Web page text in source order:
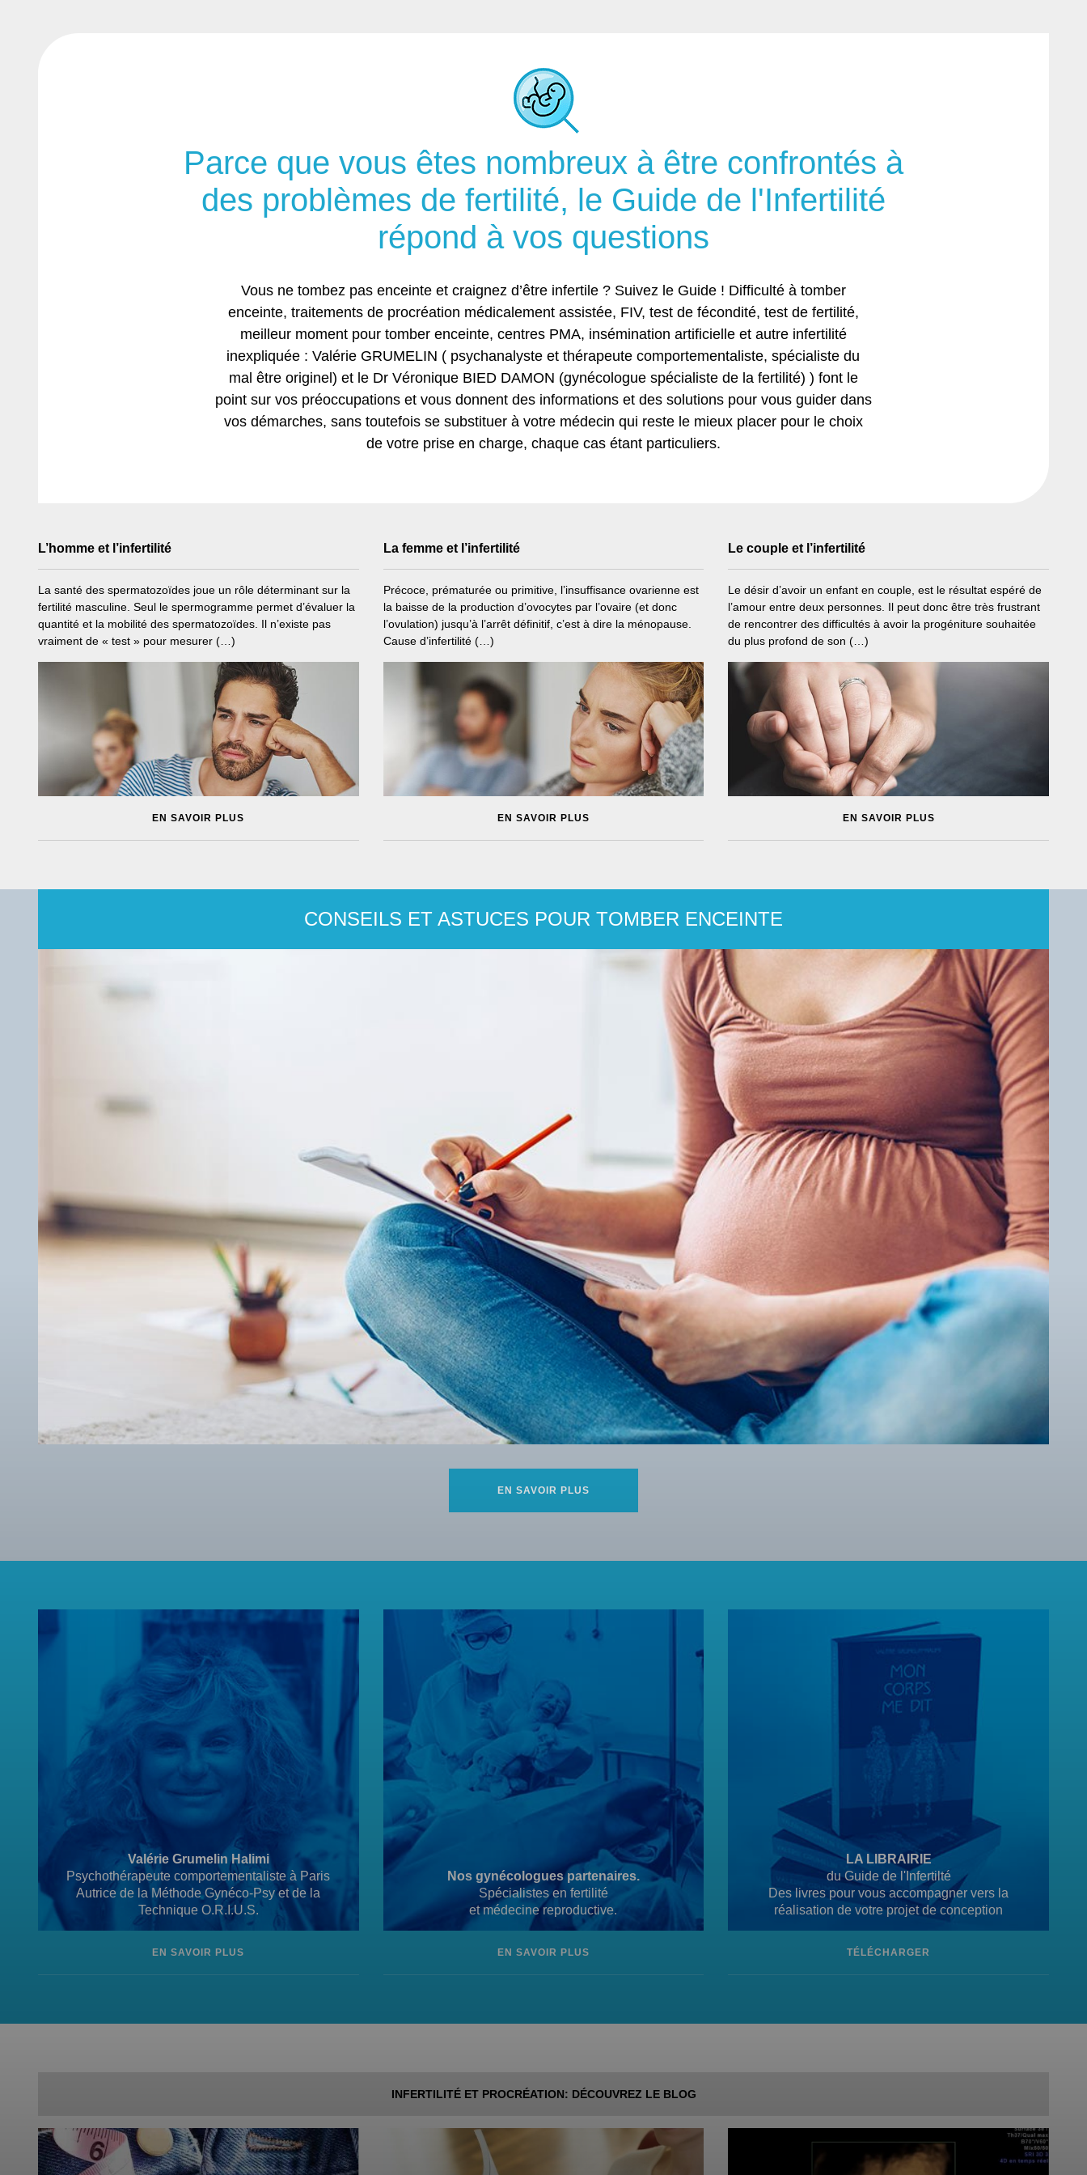
Parce que vous êtes nombreux à être confrontés à
des problèmes de fertilité, le Guide de l'Infertilité
répond à vos questions
Vous ne tombez pas enceinte et craignez d’être infertile ? Suivez le Guide ! Difficulté à tomber
enceinte, traitements de procréation médicalement assistée, FIV, test de fécondité, test de fertilité,
meilleur moment pour tomber enceinte, centres PMA, insémination artificielle et autre infertilité
inexpliquée : Valérie GRUMELIN ( psychanalyste et thérapeute comportementaliste, spécialiste du
mal être originel) et le Dr Véronique BIED DAMON (gynécologue spécialiste de la fertilité) ) font le
point sur vos préoccupations et vous donnent des informations et des solutions pour vous guider dans
vos démarches, sans toutefois se substituer à votre médecin qui reste le mieux placer pour le choix
de votre prise en charge, chaque cas étant particuliers.
L’homme et l’infertilité
La santé des spermatozoïdes joue un rôle déterminant sur la
fertilité masculine. Seul le spermogramme permet d’évaluer la
quantité et la mobilité des spermatozoïdes. Il n’existe pas
vraiment de « test » pour mesurer (…)
EN SAVOIR PLUS
La femme et l’infertilité
Précoce, prématurée ou primitive, l’insuffisance ovarienne est
la baisse de la production d’ovocytes par l’ovaire (et donc
l’ovulation) jusqu’à l’arrêt définitif, c’est à dire la ménopause.
Cause d’infertilité (…)
EN SAVOIR PLUS
Le couple et l’infertilité
Le désir d’avoir un enfant en couple, est le résultat espéré de
l’amour entre deux personnes. Il peut donc être très frustrant
de rencontrer des difficultés à avoir la progéniture souhaitée
du plus profond de son (…)
EN SAVOIR PLUS
CONSEILS ET ASTUCES POUR TOMBER ENCEINTE
EN SAVOIR PLUS
Valérie Grumelin Halimi
Psychothérapeute comportementaliste à Paris
Autrice de la Méthode Gynéco-Psy et de la
Technique O.R.I.U.S.
EN SAVOIR PLUS
Nos gynécologues partenaires.
Spécialistes en fertilité
et médecine reproductive.
EN SAVOIR PLUS
LA LIBRAIRIE
du Guide de l'Infertilté
Des livres pour vous accompagner vers la
réalisation de votre projet de conception
TÉLÉCHARGER
INFERTILITÉ ET PROCRÉATION: DÉCOUVREZ LE BLOG